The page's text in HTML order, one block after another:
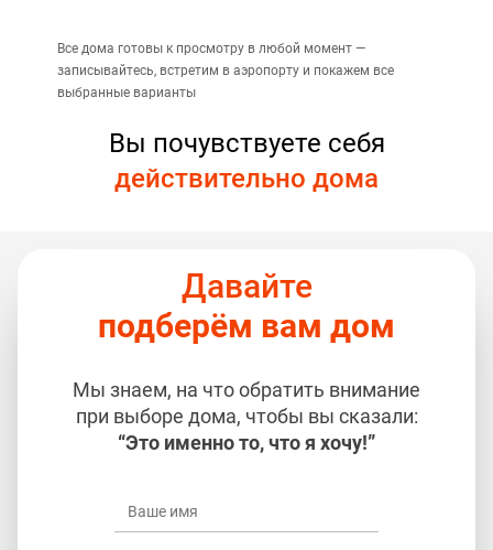
Все дома готовы к просмотру в любой момент —
записывайтесь, встретим в аэропорту и покажем все
выбранные варианты
Вы почувствуете себя
действительно дома
Давайте
подберём вам дом
Мы знаем, на что обратить внимание
при выборе дома, чтобы вы сказали:
“Это именно то, что я хочу!”